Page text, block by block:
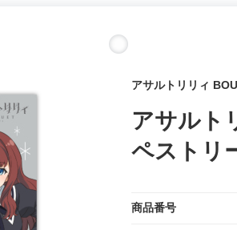
アサルトリリィ
アサルト
ペストリ
商品番号